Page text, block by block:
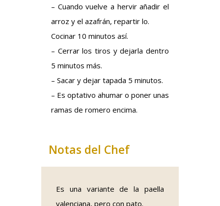
– Cuando vuelve a hervir añadir el
arroz y el azafrán, repartir lo.
Cocinar 10 minutos así.
– Cerrar los tiros y dejarla dentro
5 minutos más.
– Sacar y dejar tapada 5 minutos.
– Es optativo ahumar o poner unas
ramas de romero encima.
Notas del Chef
Es una variante de la paella
valenciana, pero con pato.